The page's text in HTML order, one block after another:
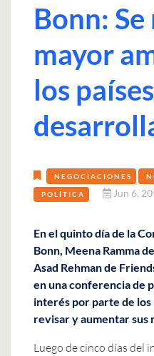
Bonn:
mayor
los países
NEGOCIACIONES
POLÍTICA Jun 6,
En el quinto día de la
Bonn, Meena Ramma
Asad Rehman de
en una conferencia de
interés por parte de
revisar y aumentar sus
Luego de cinco días del